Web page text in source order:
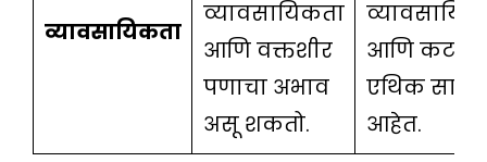
व्यावसायिकता
व्यावसायिकता
आणि वक्तशीर
पणाचा अभाव
असू शकतो.
आणि कट
एथिक साठी
आहेत.